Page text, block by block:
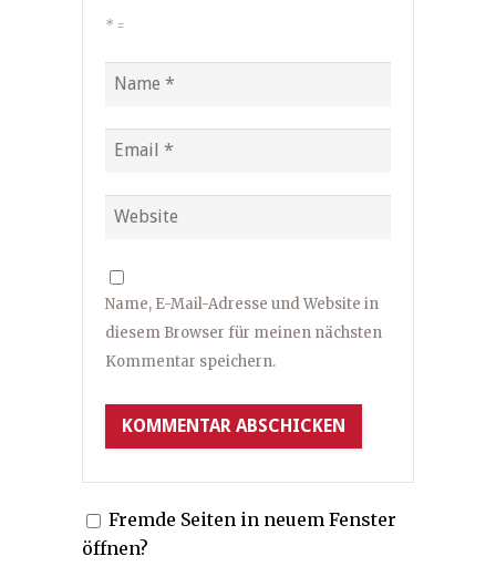
* =
Name, E-Mail-Adresse und Website in
diesem Browser für meinen nächsten
Kommentar speichern.
Fremde Seiten in neuem Fenster
öffnen?